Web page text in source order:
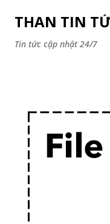
THAN TIN
Tin tức cập nhật 24/7